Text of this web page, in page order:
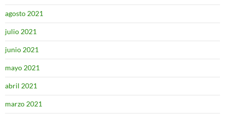
agosto 2021
julio 2021
junio 2021
mayo 2021
abril 2021
marzo 2021